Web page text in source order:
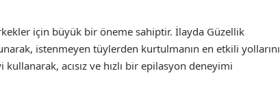
için büyük bir öneme sahiptir. İlayda Güzellik
istenmeyen tüylerden kurtulmanın en etkili yollarını
acısız ve hızlı bir epilasyon deneyimi